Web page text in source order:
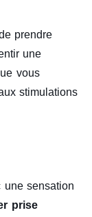
prendre
une
vous
stimulations
une sensation
prise